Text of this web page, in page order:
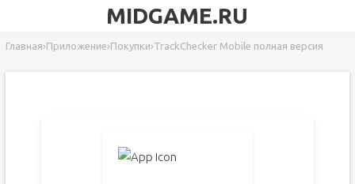
MIDGAME.RU
Главная›Приложение›Покупки›TrackChecker Mobile полная версия